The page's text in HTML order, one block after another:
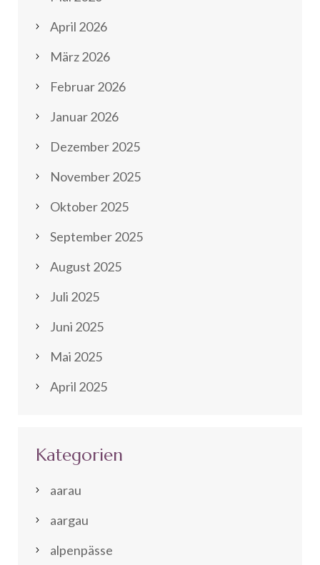
April 2026
März 2026
Februar 2026
Januar 2026
Dezember 2025
November 2025
Oktober 2025
September 2025
August 2025
Juli 2025
Juni 2025
Mai 2025
April 2025
Kategorien
aarau
aargau
alpenpässe